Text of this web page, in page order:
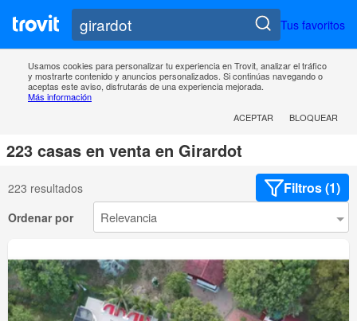
Tus favoritos
Usamos cookies para personalizar tu experiencia en Trovit, analizar el tráfico
y mostrarte contenido y anuncios personalizados. Si continúas navegando o
aceptas este aviso, disfrutarás de una experiencia mejorada.
Más información
ACEPTAR
BLOQUEAR
223 casas en venta en Girardot
223 resultados Filtros (1)
Ordenar por